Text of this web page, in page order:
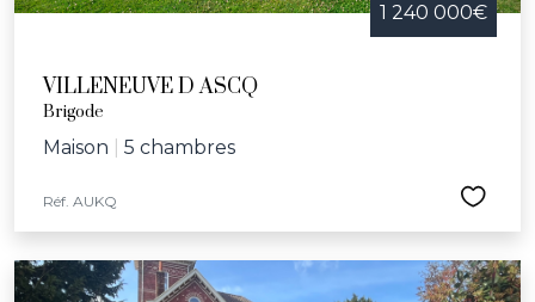
1 240 000€
VILLENEUVE D ASCQ
Brigode
Maison 5 chambres
Réf. AUKQ